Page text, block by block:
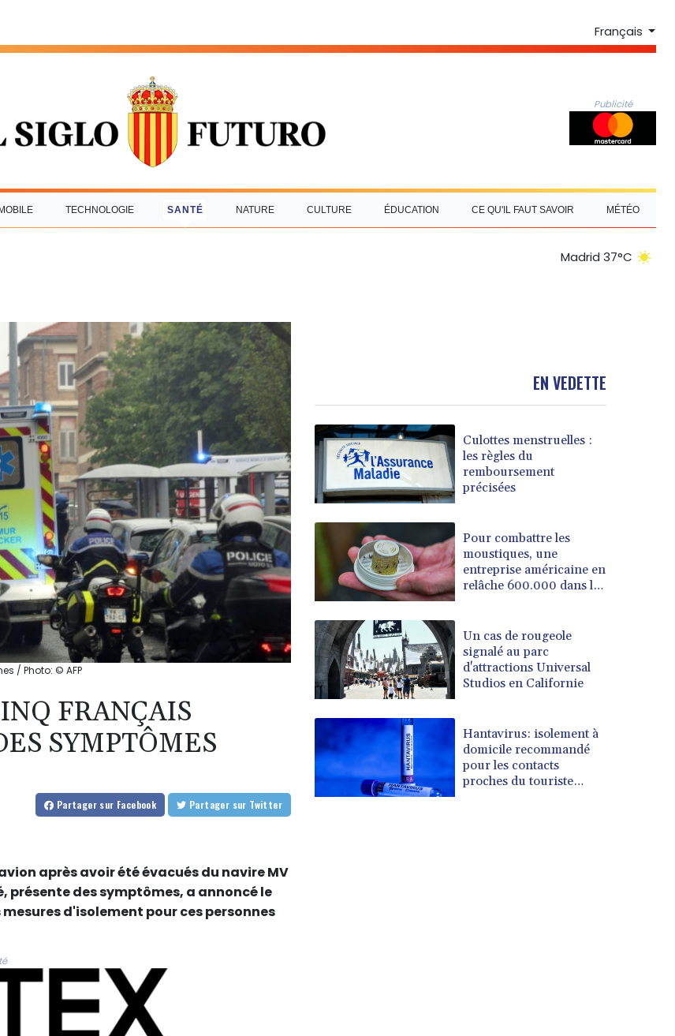
Français
Publicité
TECHNOLOGIE SANTÉ NATURE CULTURE ÉDUCATION CE QU'IL FAUT SAVOIR MÉTÉO
Madrid 37°C
/ Photo: © AFP
FRANÇAIS
SYMPTÔMES
Partager sur Facebook Partager sur Twitter
après avoir été évacués du navire MV
des symptômes, a annoncé le
d'isolement pour ces personnes
EN VEDETTE
Culottes menstruelles :
les règles du
remboursement
précisées
Pour combattre les
moustiques, une
entreprise américaine en
relâche 600.000 dans les
Un cas de rougeole
signalé au parc
d'attractions Universal
Studios en Californie
Hantavirus: isolement à
domicile recommandé
pour les contacts
proches du touriste